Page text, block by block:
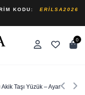
KODU:
ERILSA2026
0
Taşı Yüzük – Ayarlanabilir